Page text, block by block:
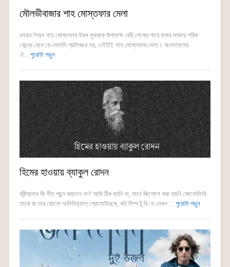
মৌলভীবাজার শাহ মোস্তফার মেলা
হযরত সৈয়দ শাহ মোস্তফার উরস মুবারাক উপলক্ষে বেরি লেকের পারে বাবার মাজার শরিফ
কেন্দ্রে রেখে যে-মেলাটা প্রতিবছর হয়, এইটাই শাহ মোস্তফার মেলা। বাংলাদেশের
ঐ... পুরোটা পড়ুন
হিমের হাওয়ায় ব্যাকুল রোদন
রবীন্দ্রনাথ কি শীত পছন্দ করতেন না? আমি ঠিক জানি না, মানে জিগ্যেশ করা হয়নি কোনোদিনই
তাকে বা তার কোনো অফিসিয়্যাল্ প্রোমোটারকে, বাট সিম্স টু বি যে তেমন ... পুরোটা পড়ুন